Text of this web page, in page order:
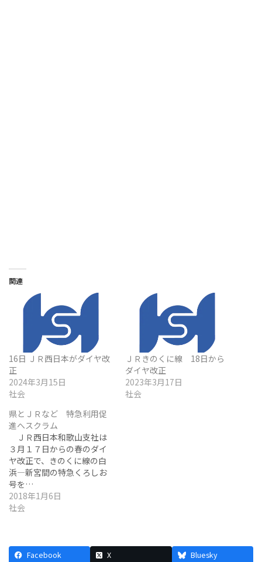
関連
16日 ＪＲ西日本がダイヤ改
正
2024年3月15日
社会
ＪＲきのくに線 18日から
ダイヤ改正
2023年3月17日
社会
県とＪＲなど 特急利用促
進へスクラム
ＪＲ西日本和歌山支社は
３月１７日からの春のダイ
ヤ改正で、きのくに線の白
浜―新宮間の特急くろしお
号を…
2018年1月6日
社会
Facebook X
Bluesky